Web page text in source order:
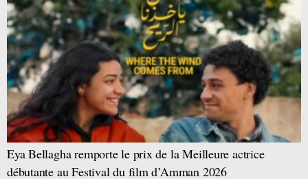
Eya Bellagha remporte le prix de la Meilleure actrice
débutante au Festival du film d’Amman 2026